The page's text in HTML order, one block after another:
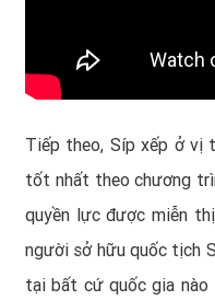
Tiếp theo, Síp xếp ở vị
tốt nhất theo chương
quyền lực được miễn
người sở hữu quốc tịch
tại bất cứ quốc gia nào